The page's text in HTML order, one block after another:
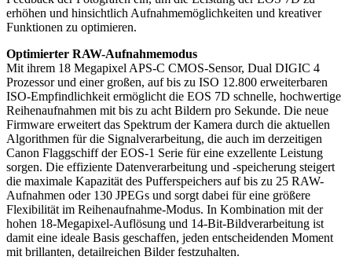
erhöhen und hinsichtlich Aufnahmemöglichkeiten und kreativer
Funktionen zu optimieren.
Optimierter RAW-Aufnahmemodus
Mit ihrem 18 Megapixel APS-C CMOS-Sensor, Dual DIGIC 4
Prozessor und einer großen, auf bis zu ISO 12.800 erweiterbaren
ISO-Empfindlichkeit ermöglicht die EOS 7D schnelle, hochwertige
Reihenaufnahmen mit bis zu acht Bildern pro Sekunde. Die neue
Firmware erweitert das Spektrum der Kamera durch die aktuellen
Algorithmen für die Signalverarbeitung, die auch im derzeitigen
Canon Flaggschiff der EOS-1 Serie für eine exzellente Leistung
sorgen. Die effiziente Datenverarbeitung und -speicherung steigert
die maximale Kapazität des Pufferspeichers auf bis zu 25 RAW-
Aufnahmen oder 130 JPEGs und sorgt dabei für eine größere
Flexibilität im Reihenaufnahme-Modus. In Kombination mit der
hohen 18-Megapixel-Auflösung und 14-Bit-Bildverarbeitung ist
damit eine ideale Basis geschaffen, jeden entscheidenden Moment
mit brillanten, detailreichen Bilder festzuhalten.